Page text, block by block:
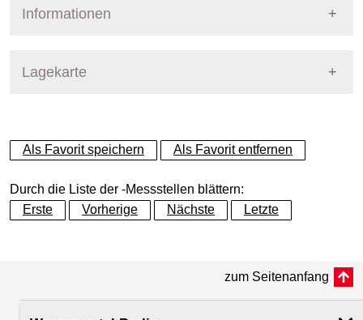
Informationen
Lagekarte
+
−
Als Favorit speichern Als Favorit entfernen
Durch die Liste der -Messstellen blättern:
Erste
Vorherige Nächste Letzte
zum Seitenanfang